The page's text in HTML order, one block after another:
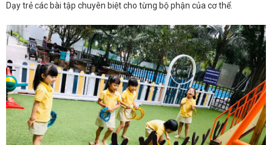
Dạy trẻ các bài tập chuyên biệt cho từng bộ phận của cơ thể.